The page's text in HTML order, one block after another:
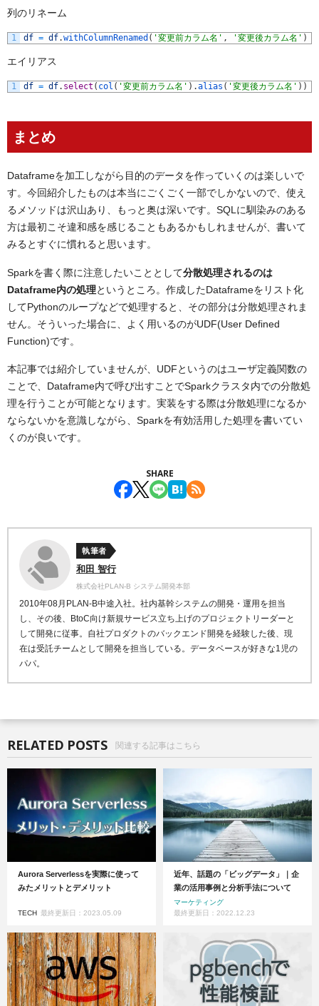
列のリネーム
1 df = df.withColumnRenamed ( '変更前カラム名' , '変更後カラム名' )
エイリアス
1 df = df. select ( col ( '変更前カラム名' ) .alias ( '変更後カラム名' ) )
まとめ
Dataframeを加工しながら目的のデータを作っていくのは楽しいで
す。今回紹介したものは本当にごくごく一部でしかないので、使え
るメソッドは沢山あり、もっと奥は深いです。SQLに馴染みのある
方は最初こそ違和感を感じることもあるかもしれませんが、書いて
みるとすぐに慣れると思います。
Sparkを書く際に注意したいこととして分散処理されるのは
Dataframe内の処理というところ。作成したDataframeをリスト化
してPythonのループなどで処理すると、その部分は分散処理されま
せん。そういった場合に、よく用いるのがUDF(User Defined
Function)です。
本記事では紹介していませんが、UDFというのはユーザ定義関数の
ことで、Dataframe内で呼び出すことでSparkクラスタ内での分散処
理を行うことが可能となります。実装をする際は分散処理になるか
ならないかを意識しながら、Sparkを有効活用した処理を書いてい
くのが良いです。
SHARE
執筆者
和田 智行
株式会社PLAN-B システム開発本部
2010年08月PLAN-B中途入社。社内基幹システムの開発・運用を担当
し、その後、BtoC向け新規サービス立ち上げのプロジェクトリーダーと
して開発に従事。自社プロダクトのバックエンド開発を経験した後、現
在は受託チームとして開発を担当している。データベースが好きな1児の
パパ。
RELATED POSTS 関連する記事はこちら
Aurora Serverlessを実際に使って
みたメリットとデメリット
TECH 最終更新日：2023.05.09
近年、話題の「ビッグデータ」｜企
業の活用事例と分析手法について
マーケティング
最終更新日：2022.12.23